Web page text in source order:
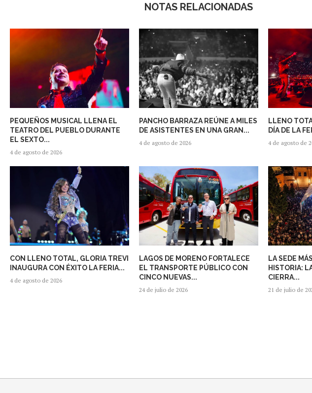
NOTAS RELACIONADAS
PEQUEÑOS MUSICAL LLENA EL
TEATRO DEL PUEBLO DURANTE
EL SEXTO...
4 de agosto de 2026
PANCHO BARRAZA REÚNE A MILES
DE ASISTENTES EN UNA GRAN...
4 de agosto de 2026
LLENO
DÍA DE LA
4 de agosto de
CON LLENO TOTAL, GLORIA TREVI
INAUGURA CON ÉXITO LA FERIA...
4 de agosto de 2026
LAGOS DE MORENO FORTALECE
EL TRANSPORTE PÚBLICO CON
CINCO NUEVAS...
24 de julio de 2026
LA SEDE
HISTORIA:
CIERRA...
21 de julio de